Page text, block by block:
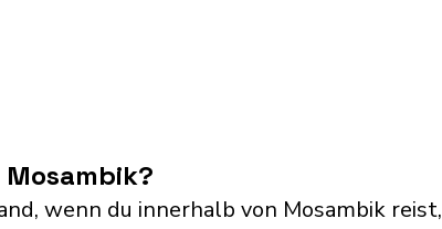
wenn du innerhalb von Mosambik reist,